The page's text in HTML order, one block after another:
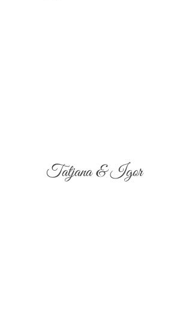
Tatjana & Igor